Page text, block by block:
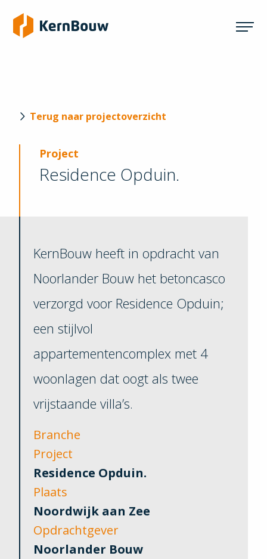
Project
Residence Opduin.
Terug naar projectoverzicht
KernBouw heeft in opdracht van
Noorlander Bouw het betoncasco
verzorgd voor Residence Opduin;
een stijlvol
appartementencomplex met 4
woonlagen dat oogt als twee
vrijstaande villa’s.
Branche
Project
Residence Opduin.
Plaats
Noordwijk aan Zee
Opdrachtgever
Noorlander Bouw